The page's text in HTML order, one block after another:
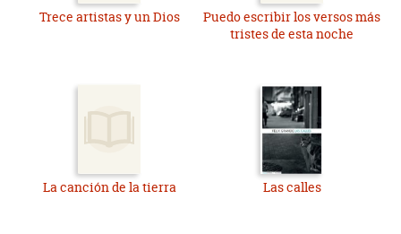
Trece artistas y un Dios
Puedo escribir los versos más
tristes de esta noche
La canción de la tierra Las calles